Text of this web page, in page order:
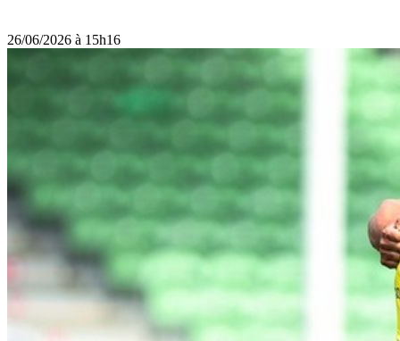
26/06/2026 à 15h16